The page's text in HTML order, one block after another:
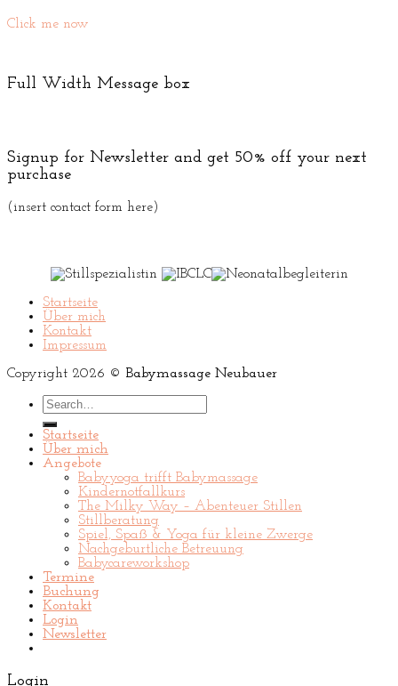
Click me now
Full Width Message box
Signup for Newsletter and get 50% off your next
purchase
(insert contact form here)
Startseite
Über mich
Kontakt
Impressum
Copyright 2026 © Babymassage Neubauer
Search
for:
Startseite
Über mich
Angebote
Babyyoga trifft Babymassage
Kindernotfallkurs
The Milky Way – Abenteuer Stillen
Stillberatung
Spiel, Spaß & Yoga für kleine Zwerge
Nachgeburtliche Betreuung
Babycareworkshop
Termine
Buchung
Kontakt
Login
Newsletter
Login